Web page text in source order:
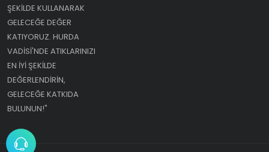
ŞEKILDE KULLANARAK
GELECEĞE DEĞER
KATIYORUZ. HURDA
VADISI'NDE ATIKLARINIZI
EN IYI ŞEKILDE
DEĞERLENDIRIN,
GELECEĞE KATKIDA
BULUNUN!"